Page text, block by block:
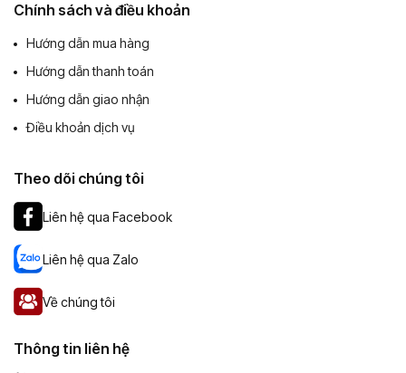
Chính sách và điều khoản
Hướng dẫn mua hàng
Hướng dẫn thanh toán
Hướng dẫn giao nhận
Điều khoản dịch vụ
Theo dõi chúng tôi
Liên hệ qua Facebook
Liên hệ qua Zalo
Về chúng tôi
Thông tin liên hệ